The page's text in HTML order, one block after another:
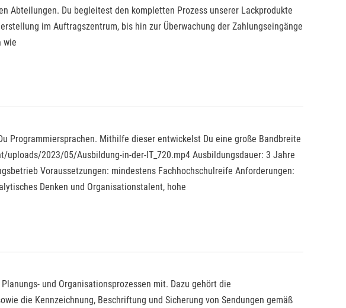
Abteilungen. Du begleitest den kompletten Prozess unserer Lackprodukte
im Auftragszentrum, bis hin zur Überwachung der Zahlungseingänge
wie
Programmiersprachen. Mithilfe dieser entwickelst Du eine große Bandbreite
2023/05/Ausbildung-in-der-IT_720.mp4 Ausbildungsdauer: 3 Jahre
Voraussetzungen: mindestens Fachhochschulreife Anforderungen:
Denken und Organisationstalent, hohe
und Organisationsprozessen mit. Dazu gehört die
die Kennzeichnung, Beschriftung und Sicherung von Sendungen gemäß